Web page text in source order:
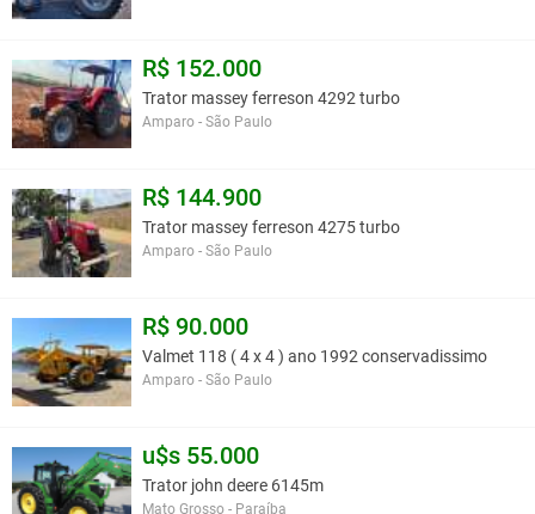
R$ 152.000
Trator massey ferreson 4292 turbo
Amparo - São Paulo
R$ 144.900
Trator massey ferreson 4275 turbo
Amparo - São Paulo
R$ 90.000
Valmet 118 ( 4 x 4 ) ano 1992 conservadissimo
Amparo - São Paulo
u$s 55.000
Trator john deere 6145m
Mato Grosso - Paraíba